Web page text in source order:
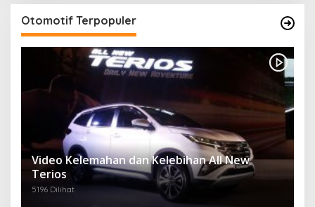
Otomotif Terpopuler
Video Kelemahan dan Kelebihan All New
Terios
5196 Dilihat